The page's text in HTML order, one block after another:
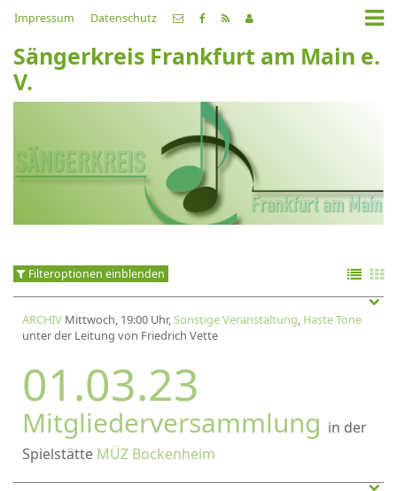
Impressum Datenschutz
Sängerkreis Frankfurt am Main e.
V.
Filteroptionen einblenden
ARCHIV Mittwoch, 19:00 Uhr,Sonstige Veranstaltung, Haste Töne
unter der Leitung von Friedrich Vette
01.03.23
Mitgliederversammlung in der
Spielstätte MÜZ Bockenheim